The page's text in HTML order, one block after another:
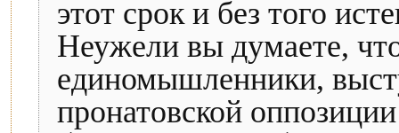
этот срок и без того
Неужели вы думаете,
единомышленники,
пронатовской